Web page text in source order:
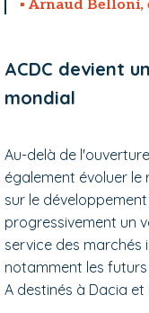
Arnaud Belloni,
ACDC devient
mondial
Au-delà de
également évoluer le
sur le
progressivement un
service des marchés
notamment les
A destinés à Dacia et